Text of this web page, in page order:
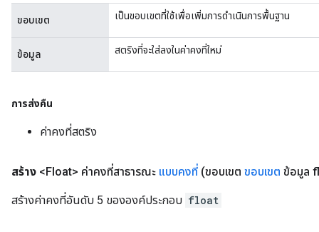
ขอบเขต เป็นขอบเขตที่ใช้เพื่อเพิ่มการดำเนินการพื้นฐาน
ข้อมูล สตริงที่จะใส่ลงในค่าคงที่ใหม่
การส่งคืน
ค่าคงที่สตริง
สร้าง <Float> ค่าคงที่สาธารณะ แบบคงที่ (ขอบเขต ขอบเขต ข้อมูล
สร้างค่าคงที่อันดับ 5 ขององค์ประกอบ float